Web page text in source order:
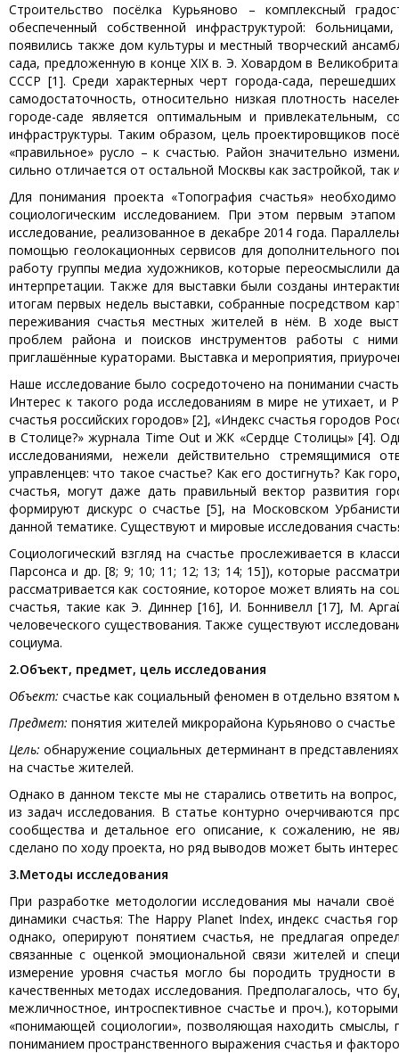
Строительство посёлка Курьяново – комплексный
обеспеченный собственной инфраструктурой:
появились также дом культуры и местный творческий
сада, предложенную в конце XIX в. Э. Ховардом в
СССР [1]. Среди характерных черт города-сада,
самодостаточность, относительно низкая плотность
городе-саде является оптимальным и привлекательным,
инфраструктуры. Таким образом, цель проектировщиков
«правильное» русло – к счастью. Район значительно
сильно отличается от остальной Москвы как застройкой,
Для понимания проекта «Топография счастья»
социологическим исследованием. При этом первым
исследование, реализованное в декабре 2014 года.
помощью геолокационных сервисов для дополнительного
работу группы медиа художников, которые переосмыслили
интерпретации. Также для выставки были созданы
итогам первых недель выставки, собранные посредством
переживания счастья местных жителей в нём. В ходе
проблем района и поисков инструментов работы с
приглашённые кураторами. Выставка и мероприятия,
Наше исследование было сосредоточено на понимании
Интерес к такого рода исследованиям в мире не утихает, и
счастья российских городов» [2], «Индекс счастья городов
в Столице?» журнала Time Out и ЖК «Сердце Столицы» [4].
исследованиями, нежели действительно стремящимися
управленцев: что такое счастье? Как его достигнуть? Как
счастья, могут даже дать правильный вектор развития
формируют дискурс о счастье [5], на Московском
данной тематике. Существуют и мировые исследования
Социологический взгляд на счастье прослеживается в
Парсонса и др. [8; 9; 10; 11; 12; 13; 14; 15]), которые
рассматривается как состояние, которое может влиять на
счастья, такие как Э. Диннер [16], И. Боннивелл [17], М.
человеческого существования. Также существуют
социума.
2.Объект, предмет, цель исследования
Объект: счастье как социальный феномен в отдельно
Предмет: понятия жителей микрорайона Курьяново о
Цель: обнаружение социальных детерминант в
на счастье жителей.
Однако в данном тексте мы не старались ответить на
из задач исследования. В статье контурно очерчиваются
сообщества и детальное его описание, к сожалению, не
сделано по ходу проекта, но ряд выводов может быть
3.Методы исследования
При разработке методологии исследования мы начали
динамики счастья: The Happy Planet Index, индекс счастья
однако, оперируют понятием счастья, не предлагая
связанные с оценкой эмоциональной связи жителей и
измерение уровня счастья могло бы породить трудности
качественных методах исследования. Предполагалось, что
межличностное, интроспективное счастье и проч.),
«понимающей социологии», позволяющая находить
пониманием пространственного выражения счастья и